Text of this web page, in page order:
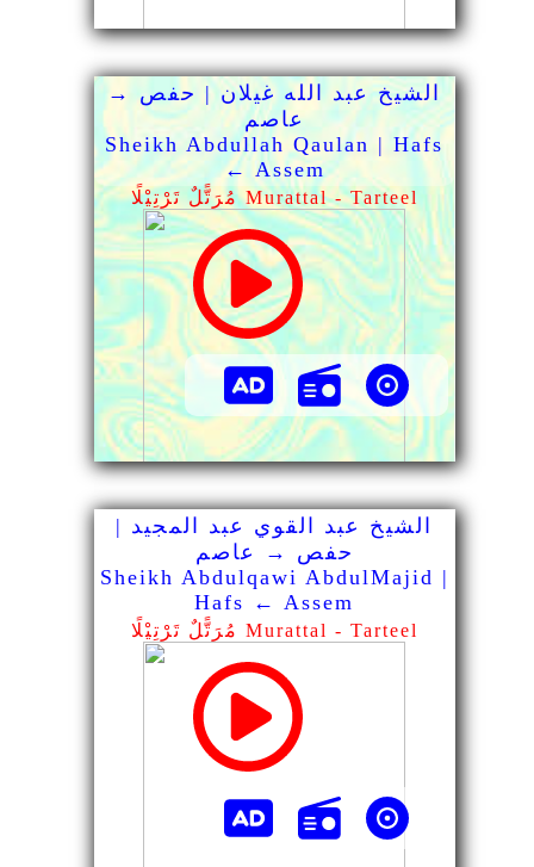
الشيخ عبد الله غيلان | حفص →
عاصم
Sheikh Abdullah Qaulan | Hafs
← Assem
مُرَتًّلٌ تَرْتِيْلًا Murattal - Tarteel
الشيخ عبد القوي عبد المجيد |
حفص → عاصم
Sheikh Abdulqawi AbdulMajid |
Hafs ← Assem
مُرَتًّلٌ تَرْتِيْلًا Murattal - Tarteel